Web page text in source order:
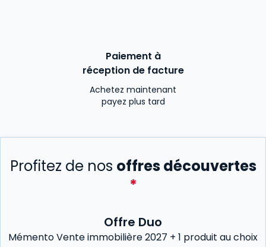
Paiement à
réception de facture
Achetez maintenant
payez plus tard
Profitez de nos offres découvertes
*
Offre Duo
Mémento Vente immobilière 2027 + 1 produit au choix